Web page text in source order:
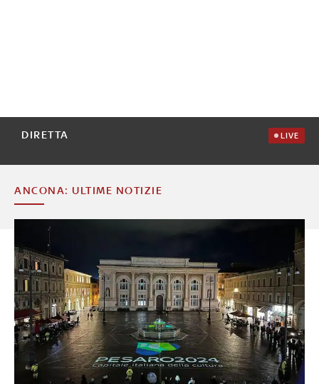
DIRETTA LIVE
ANCONA: ULTIME NOTIZIE